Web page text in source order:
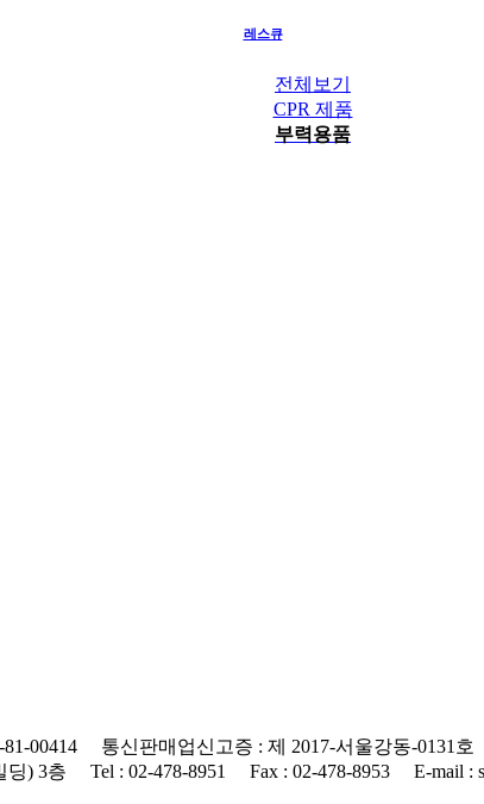
레스큐부력용품
전체보기
CPR 제품
부력용품
00414 통신판매업신고증 : 제 2017-서울강동-0131
) 3층 Tel : 02-478-8951 Fax : 02-478-8953 E-mail :